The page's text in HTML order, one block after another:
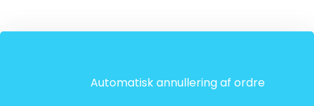
Automatisk annullering af ordre